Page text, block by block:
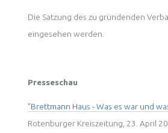
Die Satzung des zu gründenden
eingesehen werden.
Presseschau
"Brettmann Haus - Was es war und
Rotenburger Kreiszeitung, 23. April